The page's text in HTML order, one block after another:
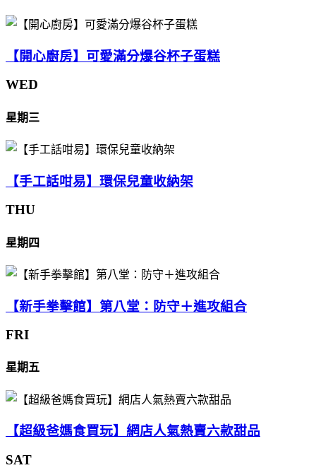
【開心廚房】可愛滿分爆谷杯子蛋糕
WED
星期三
【手工話咁易】環保兒童收納架
THU
星期四
【新手拳擊館】第八堂：防守＋進攻組合
FRI
星期五
【超級爸媽食買玩】網店人氣熱賣六款甜品
SAT